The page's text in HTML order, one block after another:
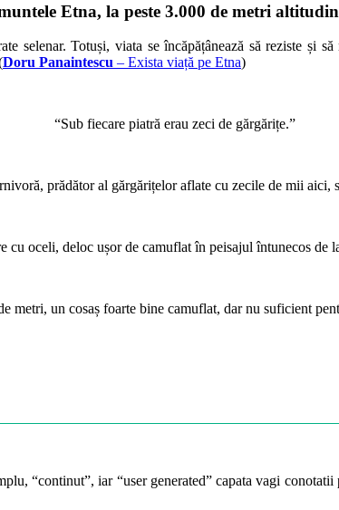
Etna, la peste 3.000 de metri
selenar. Totuși, viata se încăpățânează să reziste și
Doru Panaintescu – Exista viață pe Etna)
“Sub fiecare piatră erau zeci de gărgărițe.”
prădător al gărgărițelor aflate cu zecile de mii aici,
cu oceli, deloc ușor de camuflat în peisajul întunecos de
metri, un cosaș foarte bine camuflat, dar nu suficient
“continut”, iar “user generated” capata vagi